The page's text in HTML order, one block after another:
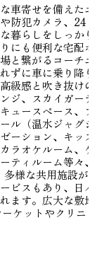
車寄せを備えたエ
防犯カメラ、24
暮らしをしっかり
にも便利な宅配ボ
と繋がるコーチエ
ずに車に乗り降り
級感と吹き抜けの
ジ、スカイガーデ
ュースペース、フ
ル（温水ジャグジ
ーション、キッズ
ラオケルーム、ゲ
ティルーム等々、
様な共用施設が
ビスもあり、日々
ます。広大な敷地
ケットやクリニ